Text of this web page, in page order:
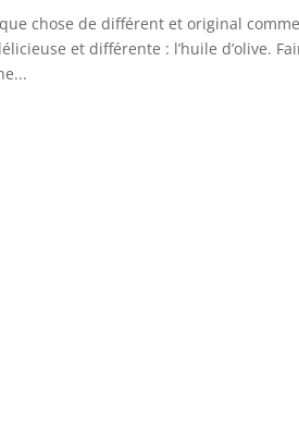
chose de différent et original
et différente : l’huile d’olive.